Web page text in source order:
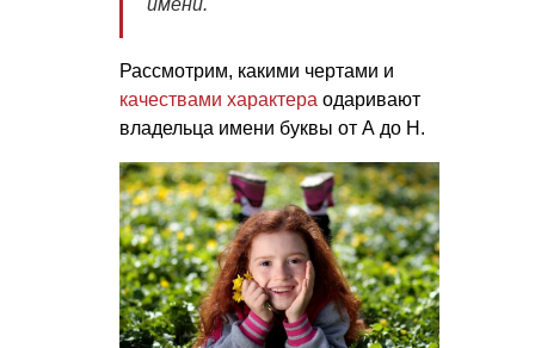
Рассмотрим, какими чертами и
качествами характера одаривают
владельца имени буквы от А до Н.